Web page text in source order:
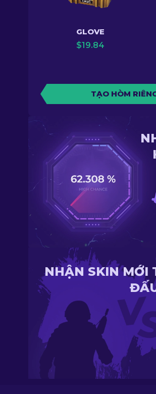
GLOVE
$19.84
TẠO HÒM
NHẬN SKIN MỚI